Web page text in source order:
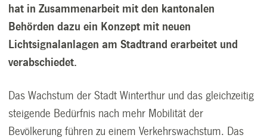
hat in Zusammenarbeit mit den kantonalen
Behörden dazu ein Konzept mit neuen
Lichtsignalanlagen am Stadtrand erarbeitet und
verabschiedet.
Das Wachstum der Stadt Winterthur und das gleichzeitig
steigende Bedürfnis nach mehr Mobilität der
Bevölkerung führen zu einem Verkehrswachstum. Das